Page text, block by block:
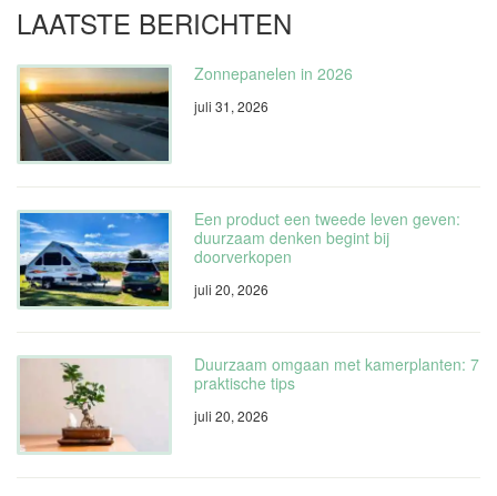
LAATSTE BERICHTEN
Zonnepanelen in 2026
juli 31, 2026
Een product een tweede leven geven:
duurzaam denken begint bij
doorverkopen
juli 20, 2026
Duurzaam omgaan met kamerplanten: 7
praktische tips
juli 20, 2026